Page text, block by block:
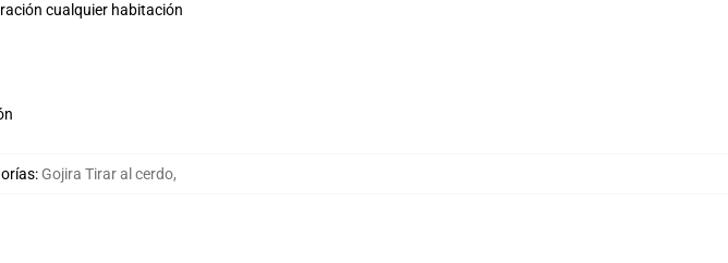
cualquier habitación
: Gojira Tirar al cerdo,